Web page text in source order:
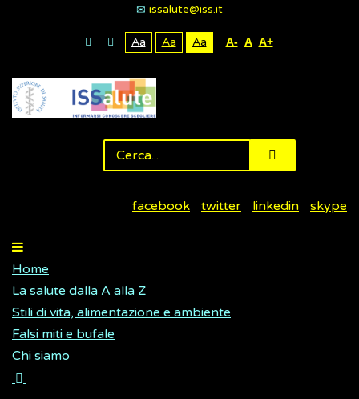
issalute@iss.it
Aa Aa Aa A- A A+
facebook twitter linkedin skype
Home
La salute dalla A alla Z
Stili di vita, alimentazione e ambiente
Falsi miti e bufale
Chi siamo